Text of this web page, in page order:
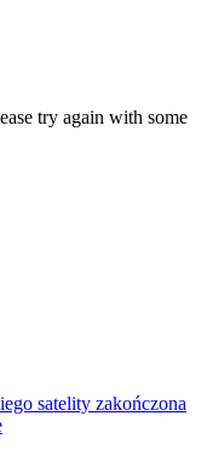
try again with some
satelity zakończona